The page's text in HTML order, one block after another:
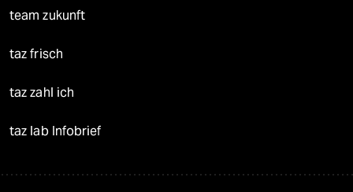
team zukunft
taz frisch
taz zahl ich
taz lab Infobrief